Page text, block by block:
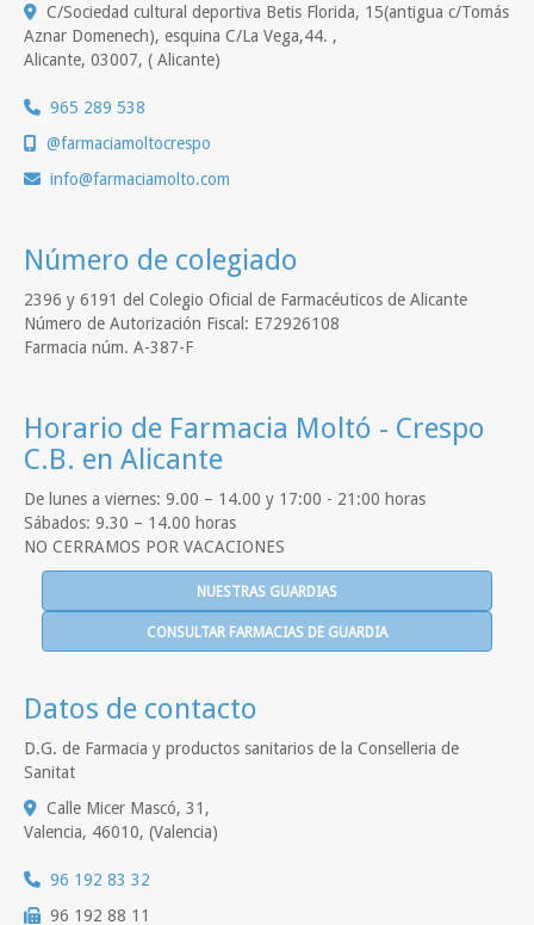
C/Sociedad cultural deportiva Betis Florida, 15(antigua c/Tomás
Aznar Domenech), esquina C/La Vega,44. ,
Alicante, 03007, ( Alicante)
965 289 538
@farmaciamoltocrespo
info
farmaciamolto.com
Número de colegiado
2396 y 6191 del Colegio Oficial de Farmacéuticos de Alicante
Número de Autorización Fiscal: E72926108
Farmacia núm. A-387-F
Horario de Farmacia Moltó - Crespo
C.B. en Alicante
De lunes a viernes: 9.00 – 14.00 y 17:00 - 21:00 horas
Sábados: 9.30 – 14.00 horas
NO CERRAMOS POR VACACIONES
NUESTRAS GUARDIAS
CONSULTAR FARMACIAS DE GUARDIA
Datos de contacto
D.G. de Farmacia y productos sanitarios de la Conselleria de
Sanitat
Calle Micer Mascó, 31,
Valencia, 46010, (Valencia)
96 192 83 32
96 192 88 11